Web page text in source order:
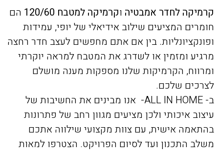
קרמיקה לחדר אמבטיה וקרמיקה למטבח 120/60
הם
חומרים המציעים שילוב אידיאלי של יופי, עמידות
ופונקציונליות. בין אם אתם מחפשים לעצב חדר רחצה
מרגיע ומזמין או לשדרג את המטבח למראה יוקרתי
ומרווח, הקרמיקות שלנו מספקות מענה מושלם
לצרכים שלכם.
ב- ALL IN HOME- אנו מבינים את החשיבות של
עיצוב איכותי ולכן מציעים מגוון רחב של פתרונות
בהתאמה אישית, עם צוות מקצועי שילווה אתכם
משלב התכנון ועד לסיום הפרויקט. הצטרפו למאות